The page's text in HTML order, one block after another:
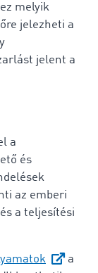
melyik
jelezheti a
jelent a
a
és
az emberi
a teljesítési
a